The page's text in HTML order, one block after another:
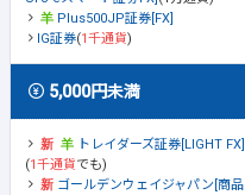
Plus500JP証券[FX]
IG証券(1千通貨)
5,000円未満
トレイダーズ証券[LIGHT FX]
(1千通貨でも)
ゴールデンウェイジャパン[商品